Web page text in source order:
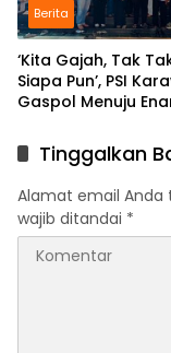
Berita
‘Kita Gajah, Tak
Siapa Pun’, PSI
Gaspol Menuju
Tinggalkan
Alamat email Anda
wajib ditandai *